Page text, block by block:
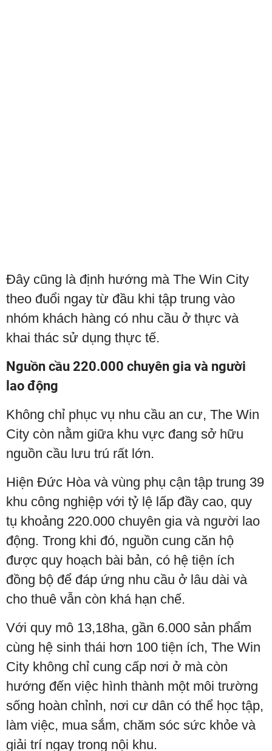
Đây cũng là định hướng mà The Win City
theo đuổi ngay từ đầu khi tập trung vào
nhóm khách hàng có nhu cầu ở thực và
khai thác sử dụng thực tế.
Nguồn cầu 220.000 chuyên gia và người
lao động
Không chỉ phục vụ nhu cầu an cư, The Win
City còn nằm giữa khu vực đang sở hữu
nguồn cầu lưu trú rất lớn.
Hiện Đức Hòa và vùng phụ cận tập trung 39
khu công nghiệp với tỷ lệ lấp đầy cao, quy
tụ khoảng 220.000 chuyên gia và người lao
động. Trong khi đó, nguồn cung căn hộ
được quy hoạch bài bản, có hệ tiện ích
đồng bộ để đáp ứng nhu cầu ở lâu dài và
cho thuê vẫn còn khá hạn chế.
Với quy mô 13,18ha, gần 6.000 sản phẩm
cùng hệ sinh thái hơn 100 tiện ích, The Win
City không chỉ cung cấp nơi ở mà còn
hướng đến việc hình thành một môi trường
sống hoàn chỉnh, nơi cư dân có thể học tập,
làm việc, mua sắm, chăm sóc sức khỏe và
giải trí ngay trong nội khu.